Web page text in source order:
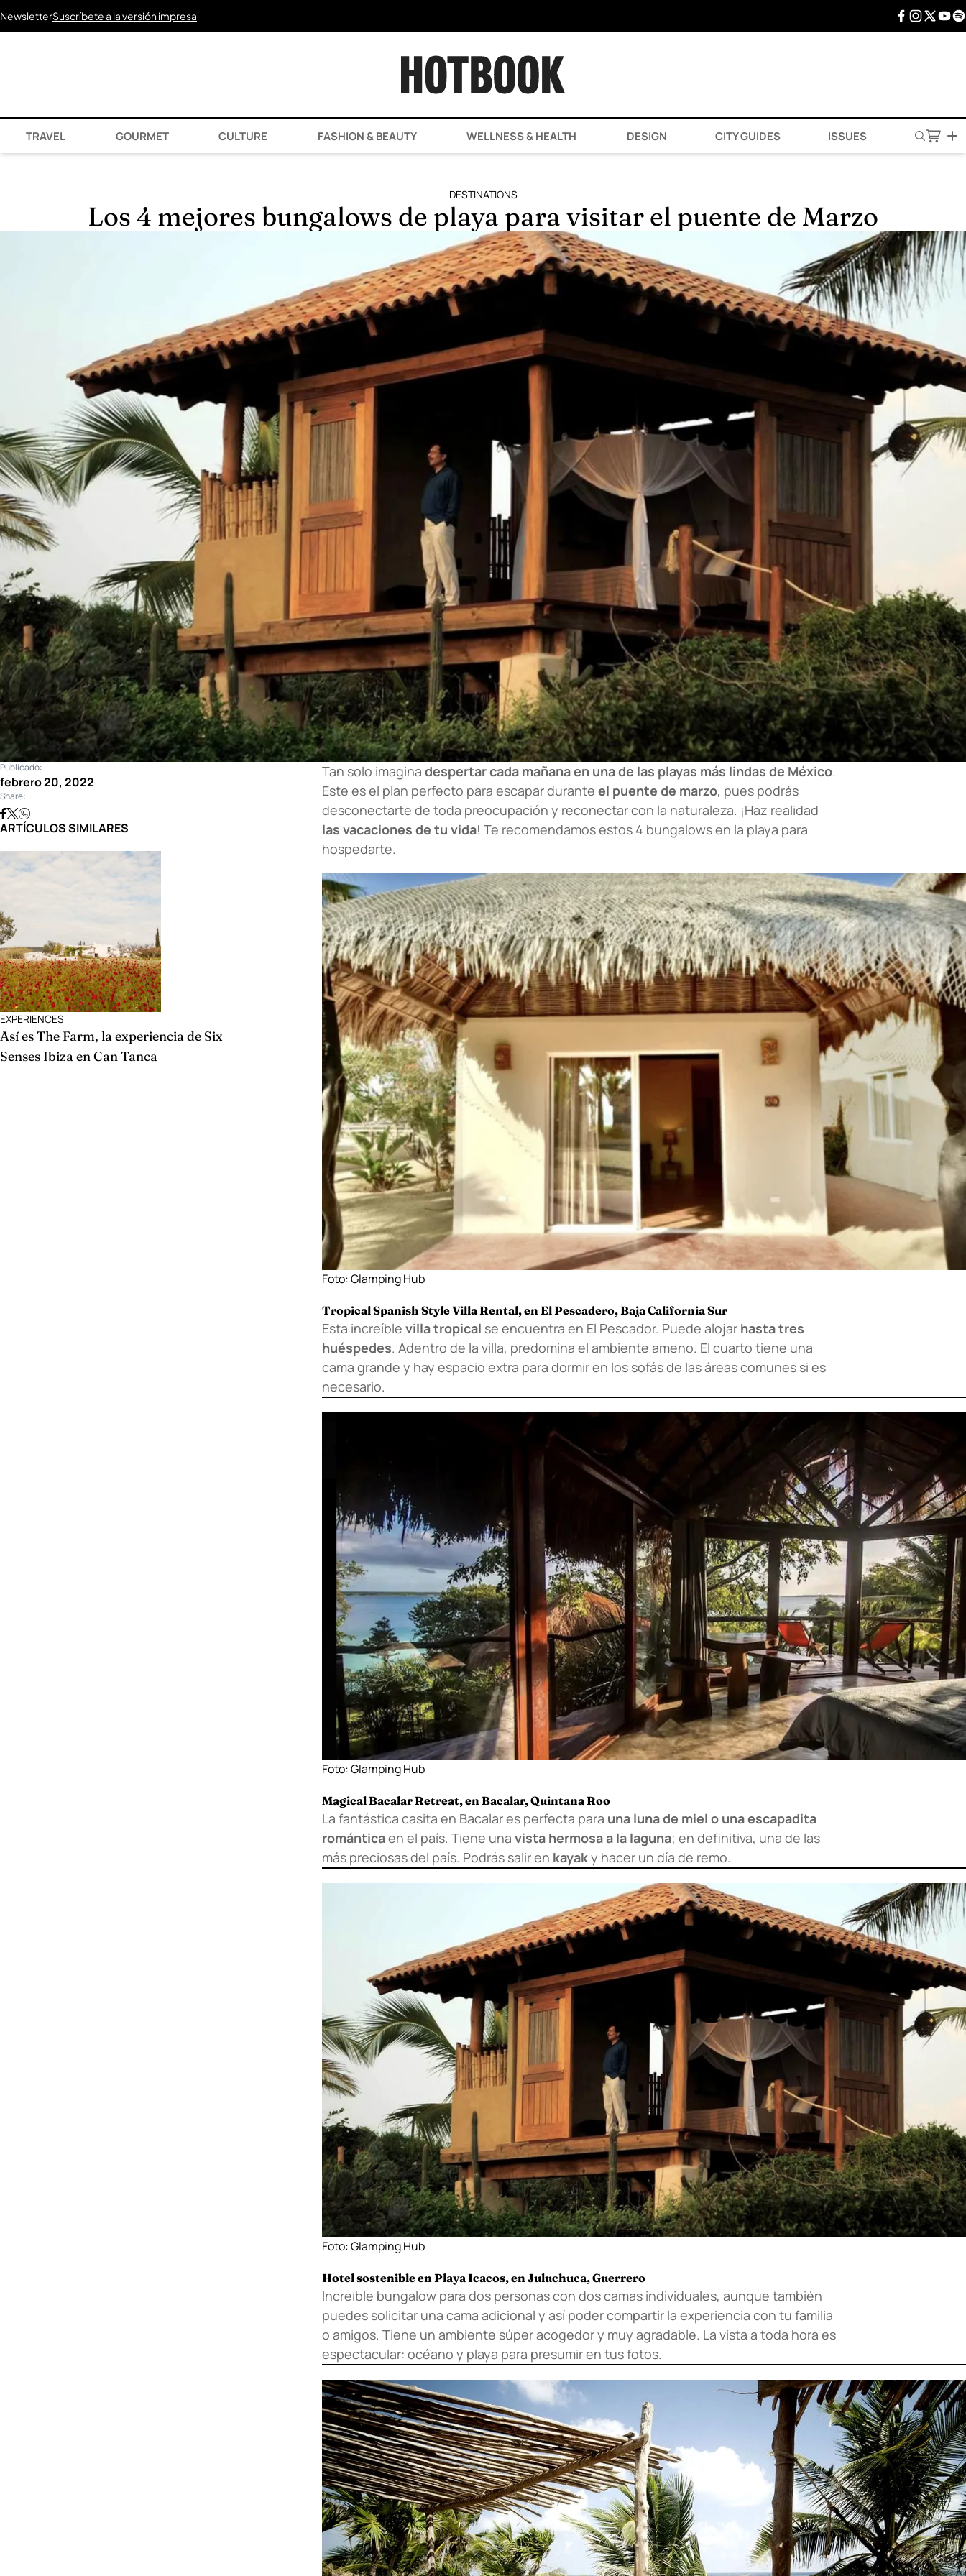
NewsletterSuscríbete a la versión impresa
TRAVEL GOURMET CULTURE FASHION & BEAUTY WELLNESS & HEALTH DESIGN CITY GUIDES ISSUES
DESTINATIONS
Los 4 mejores bungalows de playa para visitar el puente de Marzo
Tan solo imagina despertar cada mañana en una de las playas más lindas de México.
Este es el plan perfecto para escapar durante el puente de marzo, pues podrás
desconectarte de toda preocupación y reconectar con la naturaleza. ¡Haz realidad
las vacaciones de tu vida! Te recomendamos estos 4 bungalows en la playa para
hospedarte.
Foto:Glamping Hub
Tropical Spanish Style Villa Rental, en El Pescadero, Baja California Sur
Esta increíble villa tropical se encuentra en El Pescador. Puede alojar hasta tres
huéspedes. Adentro de la villa, predomina el ambiente ameno. El cuarto tiene una
cama grande y hay espacio extra para dormir en los sofás de las áreas comunes si es
necesario.
Foto:Glamping Hub
Magical Bacalar Retreat, en Bacalar, Quintana Roo
La fantástica casita en Bacalar es perfecta para una luna de miel o una escapadita
románticaen el país. Tiene una vista hermosa a la laguna; en definitiva, una de las
más preciosas del país. Podrás salir en kayaky hacer un día de remo.
Foto:Glamping Hub
Hotel sostenible en Playa Icacos, en Juluchuca, Guerrero
Increíble bungalow para dos personas con dos camas individuales, aunque también
puedes solicitar una cama adicional y así poder compartir la experiencia con tu familia
o amigos. Tiene un ambiente súper acogedor y muy agradable. La vista a toda hora es
espectacular: océano y playa para presumir en tus fotos.
Publicado:
febrero 20, 2022
Share:
ARTÍCULOS SIMILARES
EXPERIENCES
Así es The Farm, la experiencia de Six
Senses Ibiza en Can Tanca